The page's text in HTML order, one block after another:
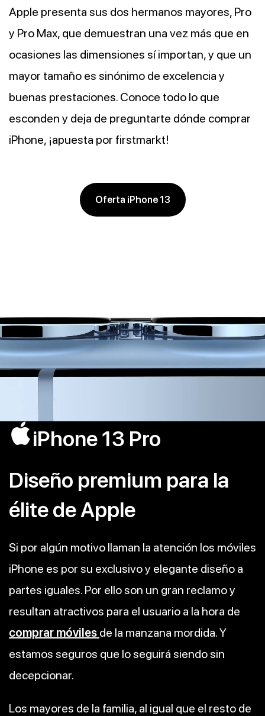
Apple presenta sus dos hermanos mayores, Pro
y Pro Max, que demuestran una vez más que en
ocasiones las dimensiones sí importan, y que un
mayor tamaño es sinónimo de excelencia y
buenas prestaciones. Conoce todo lo que
esconden y deja de preguntarte dónde comprar
iPhone, ¡apuesta por firstmarkt!
Oferta iPhone 13
iPhone 13 Pro
Diseño premium para la
élite de Apple
Si por algún motivo llaman la atención los móviles
iPhone es por su exclusivo y elegante diseño a
partes iguales. Por ello son un gran reclamo y
resultan atractivos para el usuario a la hora de
comprar móviles de la manzana mordida. Y
estamos seguros que lo seguirá siendo sin
decepcionar.
Los mayores de la familia, al igual que el resto de